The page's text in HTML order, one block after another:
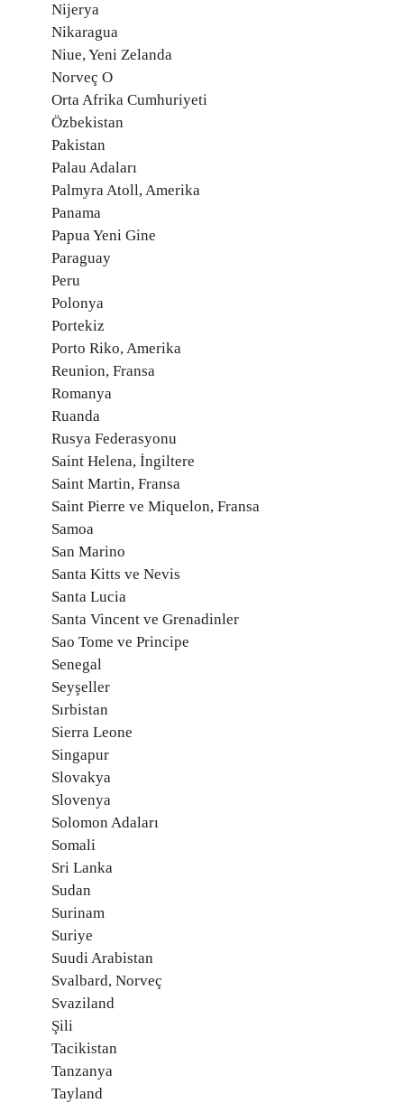
Nijerya
Nikaragua
Niue, Yeni Zelanda
Norveç O
Orta Afrika Cumhuriyeti
Özbekistan
Pakistan
Palau Adaları
Palmyra Atoll, Amerika
Panama
Papua Yeni Gine
Paraguay
Peru
Polonya
Portekiz
Porto Riko, Amerika
Reunion, Fransa
Romanya
Ruanda
Rusya Federasyonu
Saint Helena, İngiltere
Saint Martin, Fransa
Saint Pierre ve Miquelon, Fransa
Samoa
San Marino
Santa Kitts ve Nevis
Santa Lucia
Santa Vincent ve Grenadinler
Sao Tome ve Principe
Senegal
Seyşeller
Sırbistan
Sierra Leone
Singapur
Slovakya
Slovenya
Solomon Adaları
Somali
Sri Lanka
Sudan
Surinam
Suriye
Suudi Arabistan
Svalbard, Norveç
Svaziland
Şili
Tacikistan
Tanzanya
Tayland